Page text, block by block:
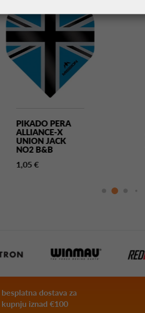
PIKADO PERA
ALLIANCE-X
UNION JACK
NO2 B&B
1,05 €
besplatna dostava za
kupnju iznad €100